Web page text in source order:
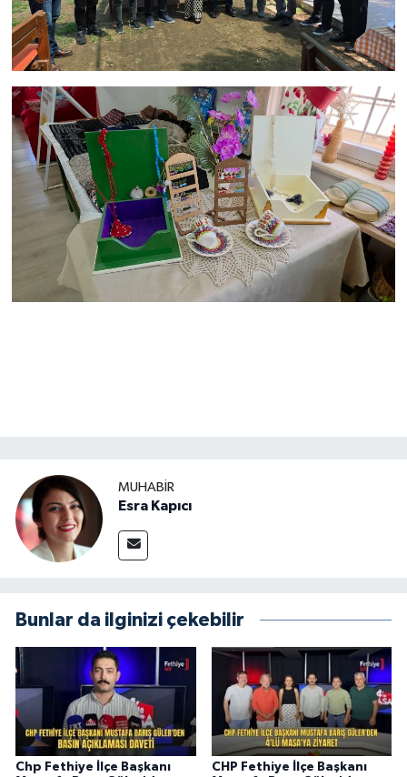
MUHABİR
Esra Kapıcı
Bunlar da ilginizi çekebilir
Chp Fethiye İlçe Başkanı
CHP Fethiye İlçe Başkanı